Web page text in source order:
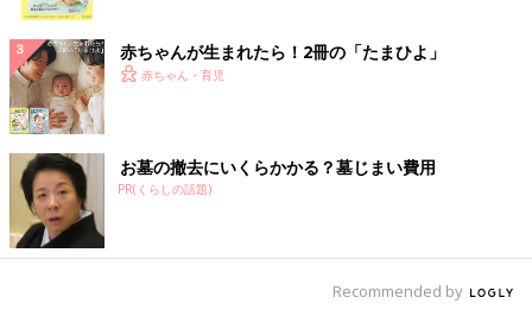
赤ちゃんが生まれたら！2冊の「たまひよ」
赤ちゃん・育児
お墓の撤去にいくらかかる？墓じまい費用
PR(くらしの話題)
Recommended by